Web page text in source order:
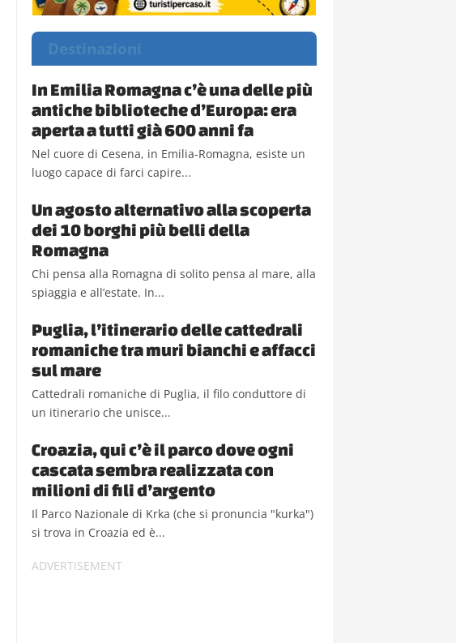
Destinazioni
In Emilia Romagna c’è una delle più
antiche biblioteche d’Europa: era
aperta a tutti già 600 anni fa
Nel cuore di Cesena, in Emilia-Romagna, esiste un
luogo capace di farci capire...
Un agosto alternativo alla scoperta
dei 10 borghi più belli della
Romagna
Chi pensa alla Romagna di solito pensa al mare, alla
spiaggia e all’estate. In...
Puglia, l’itinerario delle cattedrali
romaniche tra muri bianchi e affacci
sul mare
Cattedrali romaniche di Puglia, il filo conduttore di
un itinerario che unisce...
Croazia, qui c’è il parco dove ogni
cascata sembra realizzata con
milioni di fili d’argento
Il Parco Nazionale di Krka (che si pronuncia "kurka")
si trova in Croazia ed è...